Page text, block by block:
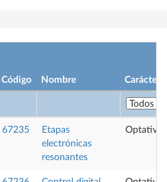
Código Nombre Carácter
67235
Etapas
electrónicas
resonantes
Optativa